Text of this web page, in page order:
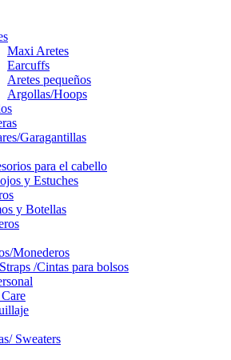
Maxi Aretes
Earcuffs
Aretes pequeños
Argollas/Hoops
Garagantillas
para el cabello
y Estuches
y Botellas
Monederos
/Cintas para bolsos
Sweaters